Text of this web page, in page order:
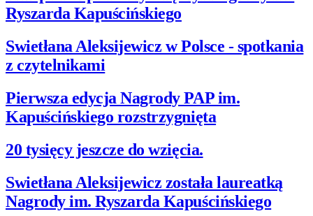
Ryszarda Kapuścińskiego
Swietłana Aleksijewicz w Polsce - spotkania
z czytelnikami
Pierwsza edycja Nagrody PAP im.
Kapuścińskiego rozstrzygnięta
20 tysięcy jeszcze do wzięcia.
Swietłana Aleksijewicz została laureatką
Nagrody im. Ryszarda Kapuścińskiego